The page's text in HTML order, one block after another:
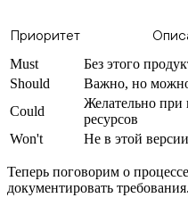
Приоритет
Must Без этого
Should
Важно, но
Could
Желательно при
ресурсов
Won't
Не в этой версии
Теперь поговорим о
документировать требования.